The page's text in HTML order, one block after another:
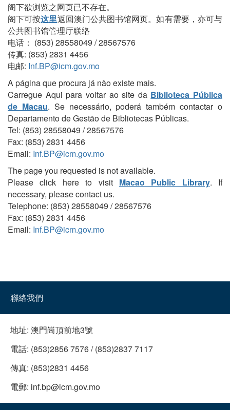
阁下欲浏览之网页已不存在。
阁下可按这里返回澳门公共图书馆网页。如有需要，亦可与
公共图书馆管理厅联络
电话： (853) 28558049 / 28567576
传真: (853) 2831 4456
电邮: Inf.BP@icm.gov.mo
A página que procura já não existe mais.
Carregue Aqui para voltar ao site da Biblioteca Pública
de Macau. Se necessário, poderá também contactar o
Departamento de Gestão de Bibliotecas Públicas.
Tel: (853) 28558049 / 28567576
Fax: (853) 2831 4456
Email: Inf.BP@icm.gov.mo
The page you requested is not available.
Please click here to visit Macao Public Library. If
necessary, please contact us.
Telephone: (853) 28558049 / 28567576
Fax: (853) 2831 4456
Email: Inf.BP@icm.gov.mo
聯絡我們
地址: 澳門崗頂前地3號
電話: (853)2856 7576 / (853)2837 7117
傳真: (853)2831 4456
電郵: inf.bp@icm.gov.mo